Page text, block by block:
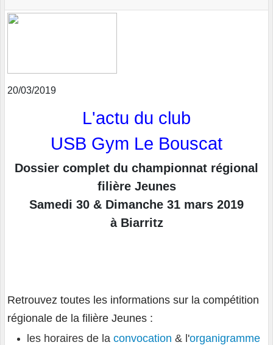
20/03/2019
L'actu du club
USB Gym Le Bouscat
Dossier complet du championnat régional
filière Jeunes
Samedi 30 & Dimanche 31 mars 2019
à Biarritz
Retrouvez toutes les informations sur la compétition
régionale de la filière Jeunes :
les horaires de la convocation & l'organigramme